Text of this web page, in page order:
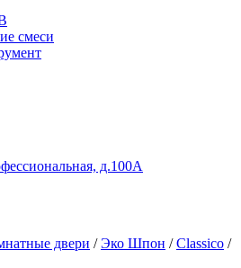
смеси
д.100А
двери /Эко Шпон /Classico /